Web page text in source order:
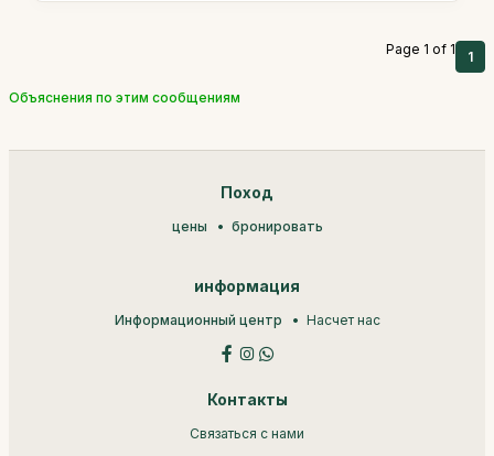
Page 1 of 1 1
Объяснения по этим сообщениям
Поход
цены бронировать
информация
Информационный центр Насчет нас
Контакты
Связаться с нами